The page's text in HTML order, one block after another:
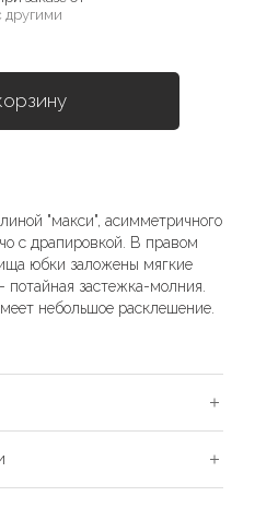
другими
"макси", асимметричного
с драпировкой. В правом
юбки заложены мягкие
застежка-молния.
небольшое расклешение.